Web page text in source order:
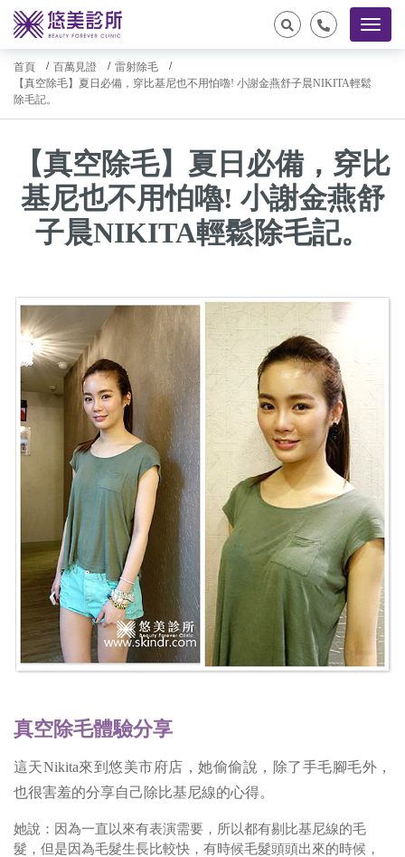
首頁 百萬見證
雷射除毛
【真空除毛】夏日必備，穿比基尼也不用怕嚕! 小謝金燕舒子晨NIKITA輕鬆
除毛記。
【真空除毛】夏日必備，穿比
基尼也不用怕嚕! 小謝金燕舒
子晨NIKITA輕鬆除毛記。
真空除毛體驗分享
這天Nikita來到悠美市府店，她偷偷說，除了手毛腳毛外，
也很害羞的分享自己除比基尼線的心得。
她說：因為一直以來有表演需要，所以都有剔比基尼線的毛
髮，但是因為毛髮生長比較快，有時候毛髮頭頭出來的時候，